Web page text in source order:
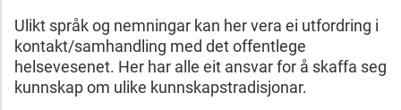
Ulikt språk og nemningar kan her vera ei utfordring i
kontakt/samhandling med det offentlege
helsevesenet. Her har alle eit ansvar for å skaffa seg
kunnskap om ulike kunnskapstradisjonar.